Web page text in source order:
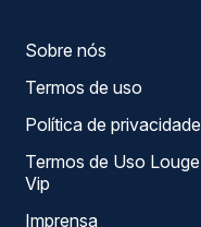
Sobre nós
Termos de uso
Política de privacidade
Termos de Uso Louge
Vip
Imprensa